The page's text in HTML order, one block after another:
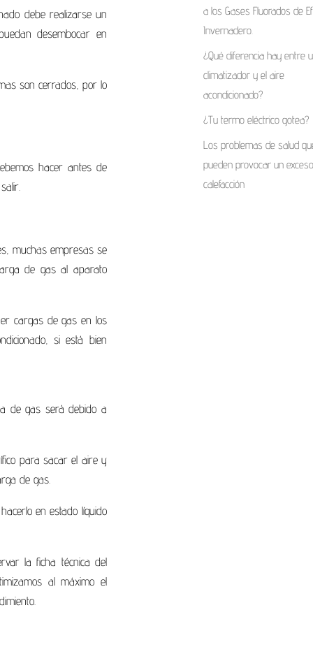
debe realizarse un
desembocar en
son cerrados, por lo
hacer antes de
muchas empresas se
de gas al aparato
cargas de gas en los
si está bien
de gas será debido a
para sacar el aire y
de gas.
en estado líquido
la ficha técnica del
al máximo el
a los Gases Fluorados de
Invernadero.
¿Qué diferencia hay entre
climatizador y el aire
acondicionado?
¿Tu termo eléctrico gotea?
Los problemas de salud
pueden provocar un
calefacción